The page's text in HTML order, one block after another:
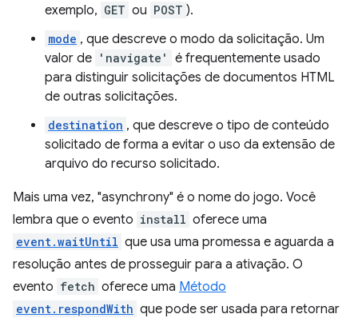
exemplo, GET ou POST ).
mode , que descreve o modo da solicitação. Um
valor de 'navigate'
é frequentemente usado
para distinguir solicitações de documentos HTML
de outras solicitações.
destination , que descreve o tipo de conteúdo
solicitado de forma a evitar o uso da extensão de
arquivo do recurso solicitado.
Mais uma vez, "asynchrony" é o nome do jogo. Você
lembra que o evento install oferece uma
event.waitUntil que usa uma promessa e aguarda a
resolução antes de prosseguir para a ativação. O
evento fetch oferece uma Método
event.respondWith que pode ser usada para retornar